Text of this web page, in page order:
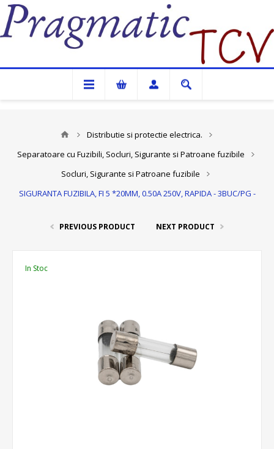
Pragmatic TCV
Distributie si protectie electrica.
Separatoare cu Fuzibili, Socluri, Sigurante si Patroane fuzibile
Socluri, Sigurante si Patroane fuzibile
SIGURANTA FUZIBILA, FI 5 *20MM, 0.50A 250V, RAPIDA - 3BUC/PG -
PREVIOUS PRODUCT NEXT PRODUCT
In Stoc